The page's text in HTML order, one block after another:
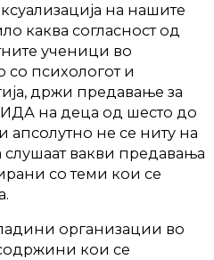
на нашите
каква согласност од
ученици во
со психологот и
држи предавање за
на деца од шесто до
апсолутно не се ниту на
слушаат вакви предавања
со теми кои се
организации во
кои се